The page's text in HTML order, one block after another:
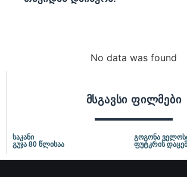
No data was found
მსგავსი ფილმები
საკანი
გოგონა
გუჯა 80 წლისაა
ფუტკრის